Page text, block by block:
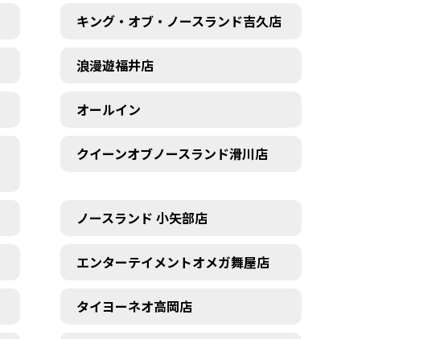
キング・オブ・ノースランド吉久店
浪漫遊福井店
オールイン
クイーンオブノースランド滑川店
ノースランド 小矢部店
エンターテイメントオメガ舞屋店
タイヨーネオ高岡店